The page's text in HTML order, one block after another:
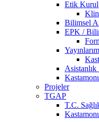
Etik Kurul
Bilimsel
EPK /
Asistanlık
Projeler
TGAP
T.C.